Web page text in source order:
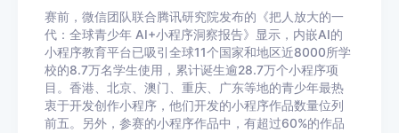
赛前，微信团队联合腾讯研究院发布的《把人放大的一
代：全球青少年 AI+小程序洞察报告》显示，内嵌AI的
小程序教育平台已吸引全球11个国家和地区近8000所学
校的8.7万名学生使用，累计诞生逾28.7万个小程序项
目。香港、北京、澳门、重庆、广东等地的青少年最热
衷于开发创作小程序，他们开发的小程序作品数量位列
前五。另外，参赛的小程序作品中，有超过60%的作品